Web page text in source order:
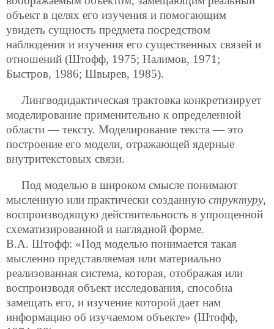
объект в целях его изучения и помогающим
увидеть сущность предмета посредством
наблюдения и изучения его существенных связей и
отношений (Штофф, 1975; Налимов, 1971;
Быстров, 1986; Швырев, 1985).
Лингводидактическая трактовка конкретизирует
моделирование применительно к определенной
области — тексту. Моделирование текста — это
построение его модели, отражающей ядерные
внутритекстовых связи.
Под моделью в широком смысле понимают
мысленную или практически созданную структуру,
воспроизводящую действительность в упрощенной
схематизированной и наглядной форме.
В.А. Штофф: «Под моделью понимается такая
мысленно представляемая или материально
реализованная система, которая, отображая или
воспроизводя объект исследования, способна
замещать его, и изучение которой дает нам
информацию об изучаемом объекте» (Штофф,